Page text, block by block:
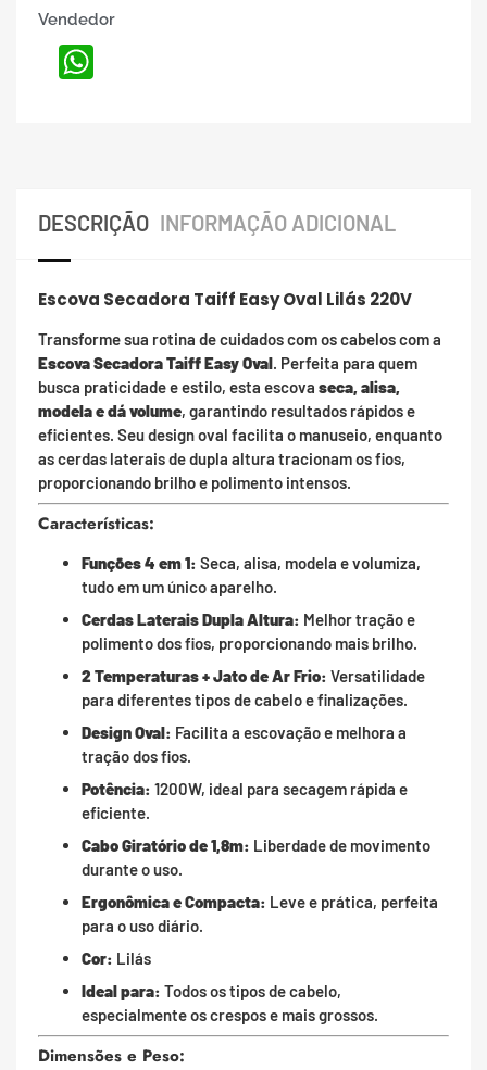
Vendedor
DESCRIÇÃO INFORMAÇÃO ADICIONAL
Escova Secadora Taiff Easy Oval Lilás 220V
Transforme sua rotina de cuidados com os cabelos com a
Escova Secadora Taiff Easy Oval. Perfeita para quem
busca praticidade e estilo, esta escova seca, alisa,
modela e dá volume, garantindo resultados rápidos e
eficientes. Seu design oval facilita o manuseio, enquanto
as cerdas laterais de dupla altura tracionam os fios,
proporcionando brilho e polimento intensos.
Características:
Funções 4 em 1: Seca, alisa, modela e volumiza,
tudo em um único aparelho.
Cerdas Laterais Dupla Altura: Melhor tração e
polimento dos fios, proporcionando mais brilho.
2 Temperaturas + Jato de Ar Frio: Versatilidade
para diferentes tipos de cabelo e finalizações.
Design Oval: Facilita a escovação e melhora a
tração dos fios.
Potência: 1200W, ideal para secagem rápida e
eficiente.
Cabo Giratório de 1,8m: Liberdade de movimento
durante o uso.
Ergonômica e Compacta: Leve e prática, perfeita
para o uso diário.
Cor: Lilás
Ideal para: Todos os tipos de cabelo,
especialmente os crespos e mais grossos.
Dimensões e Peso: